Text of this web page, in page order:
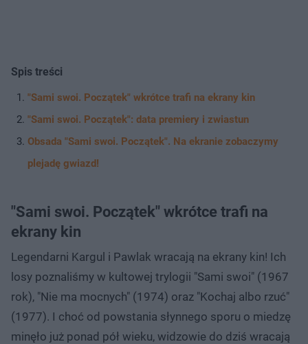
Spis treści
"Sami swoi. Początek" wkrótce trafi na ekrany kin
"Sami swoi. Początek": data premiery i zwiastun
Obsada "Sami swoi. Początek". Na ekranie zobaczymy
plejadę gwiazd!
"Sami swoi. Początek" wkrótce trafi na
ekrany kin
Legendarni Kargul i Pawlak wracają na ekrany kin! Ich
losy poznaliśmy w kultowej trylogii "Sami swoi" (1967
rok), "Nie ma mocnych" (1974) oraz "Kochaj albo rzuć"
(1977). I choć od powstania słynnego sporu o miedzę
minęło już ponad pół wieku, widzowie do dziś wracają